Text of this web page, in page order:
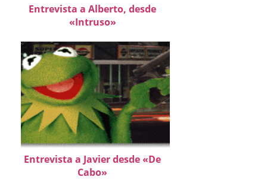
Entrevista a Alberto, desde
«Intruso»
Entrevista a Javier desde «De
Cabo»